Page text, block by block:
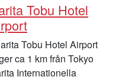
Tobu Hotel
Tobu Hotel Airport
ca 1 km från Tokyo
Internationella